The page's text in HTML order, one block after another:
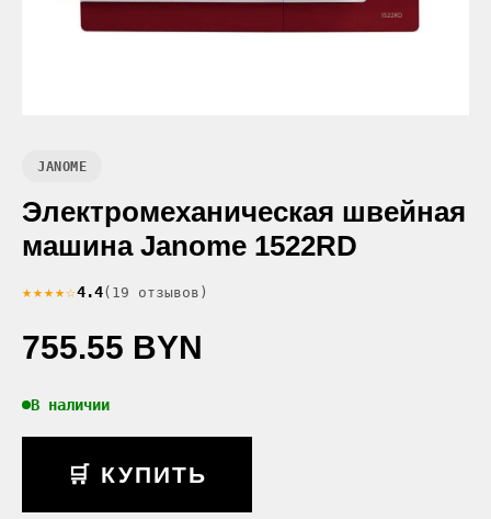
JANOME
Электромеханическая швейная
машина Janome 1522RD
★★★★☆4.4(19 отзывов)
755.55 BYN
В наличии
🛒 КУПИТЬ